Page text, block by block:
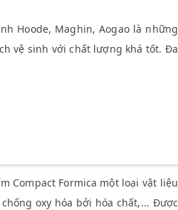
Hoode, Maghin, Aogao là những
vệ sinh với chất lượng khá tốt. Đa
Compact Formica một loại vật liệu
oxy hóa bởi hóa chất,... Được